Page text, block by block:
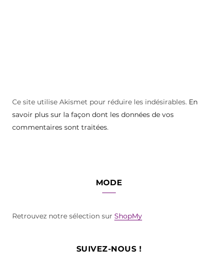
Ce site utilise Akismet pour réduire les indésirables. En
savoir plus sur la façon dont les données de vos
commentaires sont traitées.
MODE
Retrouvez notre sélection sur ShopMy
SUIVEZ-NOUS !